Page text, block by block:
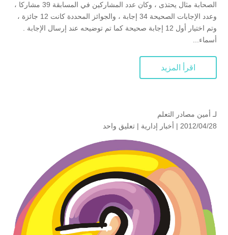
الصحابة مثال يحتذى ، وكان عدد المشاركين في المسابقة 39 مشاركا ،
وعدد الإجابات الصحيحة 34 إجابة ، والجوائز المحددة كانت 12 جائزة ،
وتم اختيار أول 12 إجابة صحيحة كما تم توضيحه عند إرسال الإجابة .
أسماء...
اقرأ المزيد
لـ أمين مصادر التعلم
2012/04/28 |
أخبار إدارية | تعليق واحد